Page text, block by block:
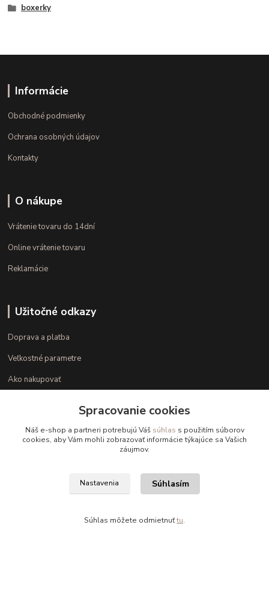
boxerky
Informácie
Obchodné podmienky
Ochrana osobných údajov
Kontakty
O nákupe
Vrátenie tovaru do 14dní
Online vrátenie tovaru
Reklamácie
Užitočné odkazy
Doprava a platba
Veľkostné parametre
Ako nakupovať
info@kvalitnaBielizen.sk
Spracovanie cookies
Náš e-shop a partneri potrebujú Váš súhlas s použitím súborov
cookies, aby Vám mohli zobrazovať informácie týkajúce sa Vašich
záujmov.
Nastavenia Súhlasím
Súhlas môžete odmietnuťtu.